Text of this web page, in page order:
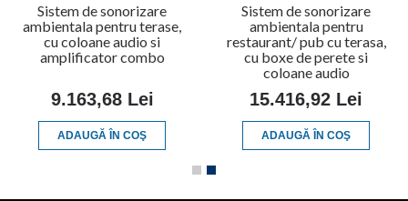
Sistem de sonorizare
ambientala pentru terase,
cu coloane audio si
amplificator combo
9.163,68 Lei
ADAUGĂ ÎN COŞ
Sistem de sonorizare
ambientala pentru
restaurant/ pub cu terasa,
cu boxe de perete si
coloane audio
15.416,92 Lei
ADAUGĂ ÎN COŞ